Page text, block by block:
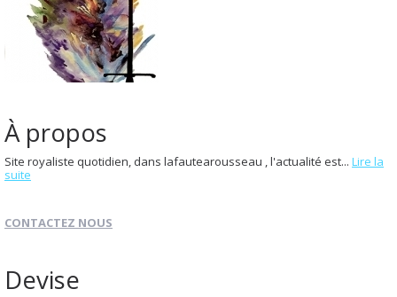
À propos
Site royaliste quotidien, dans lafautearousseau , l'actualité est... Lire la
suite
CONTACTEZ NOUS
Devise